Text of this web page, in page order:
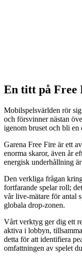
En titt på Free
Mobilspelsvärlden rör
och försvinner nästan
igenom bruset och bli en
Garena Free Fire är ett
enorma skaror, även år
energisk underhållning
Den verkliga frågan
fortfarande spelar roll;
vår live-mätare för antal
globala drop-zonen.
Vårt verktyg ger dig ett
aktiva i lobbyn,
detta för att identifiera
omfattningen av spelet